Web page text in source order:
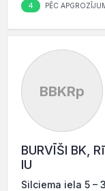
4 PĒC
BBKRp
BURVĪŠI BK,
IU
Silciema iela 5 –